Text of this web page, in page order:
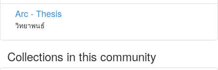
Arc - Thesis
วิทยาพนธ์
Collections in this community